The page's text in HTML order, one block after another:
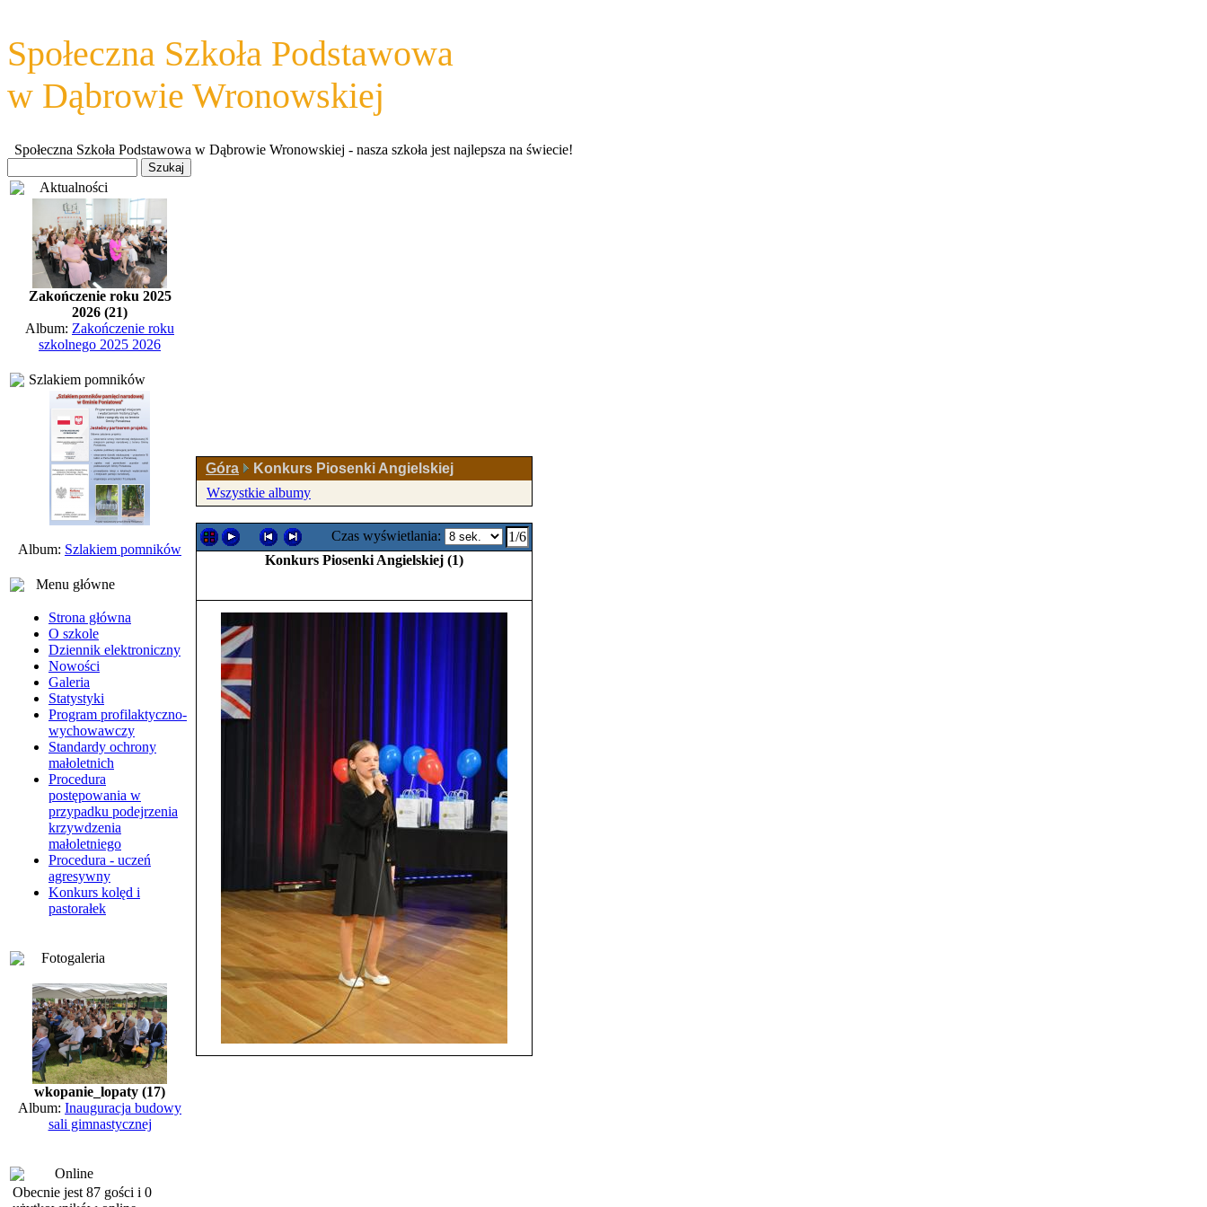
Społeczna Szkoła Podstawowa
w Dąbrowie Wronowskiej
Społeczna Szkoła Podstawowa w Dąbrowie Wronowskiej - nasza szkoła jest najlepsza na świecie!
Aktualności
Zakończenie roku 2025
2026 (21)
Album: Zakończenie roku
szkolnego 2025 2026
Szlakiem pomników
Album: Szlakiem pomników
Menu główne
Strona główna
O szkole
Dziennik elektroniczny
Nowości
Galeria
Statystyki
Program profilaktyczno-
wychowawczy
Standardy ochrony
małoletnich
Procedura
postępowania w
przypadku podejrzenia
krzywdzenia
małoletniego
Procedura - uczeń
agresywny
Konkurs kolęd i
pastorałek
Fotogaleria
wkopanie_lopaty (17)
Album: Inauguracja budowy
sali gimnastycznej
Online
Obecnie jest 87 gości i 0
Góra
Konkurs Piosenki Angielskiej
Wszystkie albumy
Czas wyświetlania:
1/6
Konkurs Piosenki Angielskiej (1)